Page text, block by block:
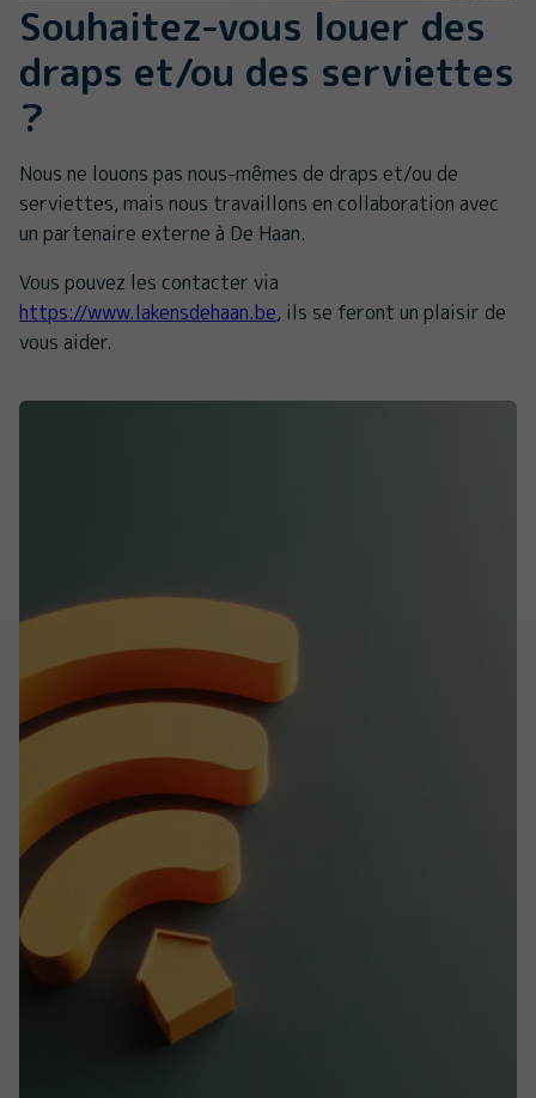
Souhaitez-vous louer des
draps et/ou des serviettes
?
Nous ne louons pas nous-mêmes de draps et/ou de
serviettes, mais nous travaillons en collaboration avec
un partenaire externe à De Haan.
Vous pouvez les contacter via
https://www.lakensdehaan.be, ils se feront un plaisir de
vous aider.